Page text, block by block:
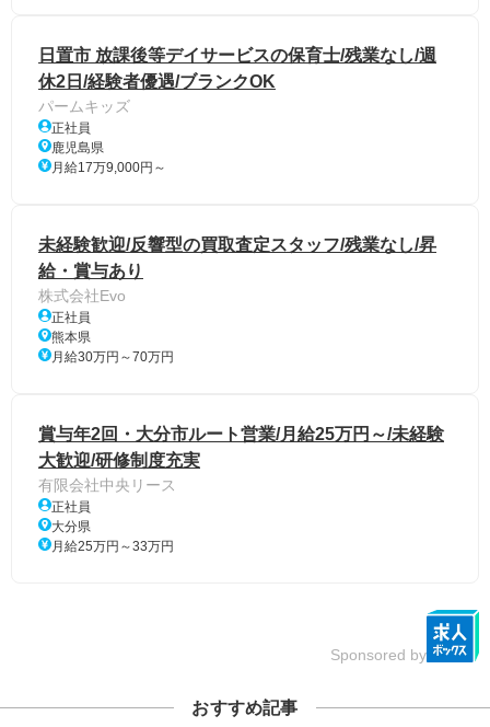
日置市 放課後等デイサービスの保育士/残業なし/週
休2日/経験者優遇/ブランクOK
パームキッズ
正社員
鹿児島県
月給17万9,000円～
未経験歓迎/反響型の買取査定スタッフ/残業なし/昇
給・賞与あり
株式会社Evo
正社員
熊本県
月給30万円～70万円
賞与年2回・大分市ルート営業/月給25万円～/未経験
大歓迎/研修制度充実
有限会社中央リース
正社員
大分県
月給25万円～33万円
Sponsored by
おすすめ記事